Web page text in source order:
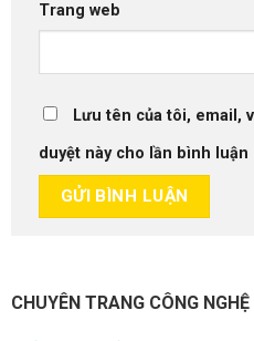
Trang web
Lưu tên của tôi, email,
duyệt này cho lần bình luận
CHUYÊN TRANG CÔNG NGHỆ